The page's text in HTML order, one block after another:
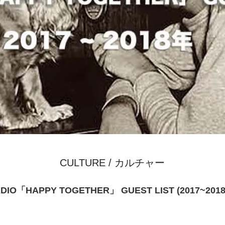
CULTURE / カルチャー
「HAPPY TOGETHER」 GUEST LIST